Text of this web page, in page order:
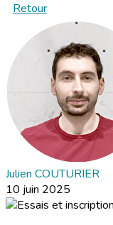
Retour
Julien COUTURIER
10 juin 2025